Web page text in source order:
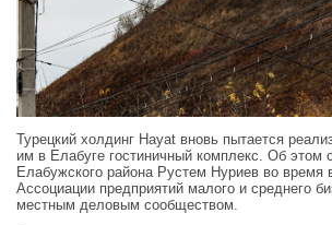
Турецкий холдинг Hayat вновь пытается
им в Елабуге гостиничный комплекс. Об этом
Елабужского района Рустем Нуриев во время
Ассоциации предприятий малого и среднего
местным деловым сообществом.